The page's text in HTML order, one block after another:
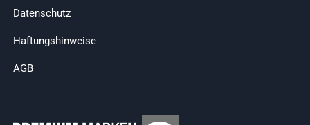
Datenschutz
Haftungshinweise
AGB